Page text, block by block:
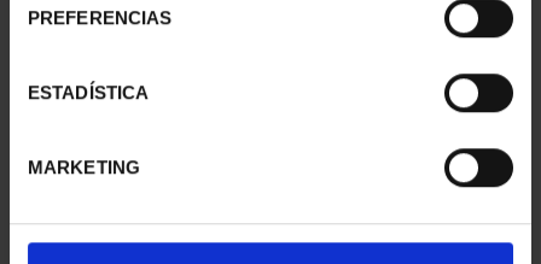
PREFERENCIAS
ESTADÍSTICA
MARKETING
CIUDADES PATRIMONIO
73,00 €